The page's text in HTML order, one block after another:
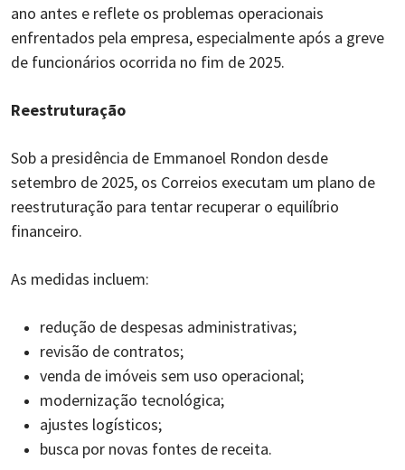
ano antes e reflete os problemas operacionais
enfrentados pela empresa, especialmente após a greve
de funcionários ocorrida no fim de 2025.
Reestruturação
Sob a presidência de Emmanoel Rondon desde
setembro de 2025, os Correios executam um plano de
reestruturação para tentar recuperar o equilíbrio
financeiro.
As medidas incluem:
redução de despesas administrativas;
revisão de contratos;
venda de imóveis sem uso operacional;
modernização tecnológica;
ajustes logísticos;
busca por novas fontes de receita.